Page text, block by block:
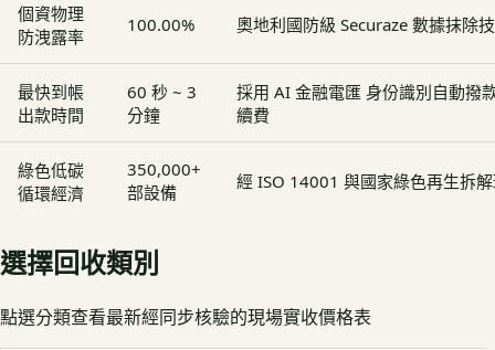
個資物理
防洩露率
100.00% 奧地利國防級 Securaze 數據抹除
最快到帳
出款時間
60 秒 ~ 3
分鐘
採用 AI 金融電匯 身份識別自動撥
續費
綠色低碳
循環經濟
350,000+
部設備
經 ISO 14001 與國家綠色再生拆
選擇回收類別
點選分類查看最新經同步核驗的現場實收價格表